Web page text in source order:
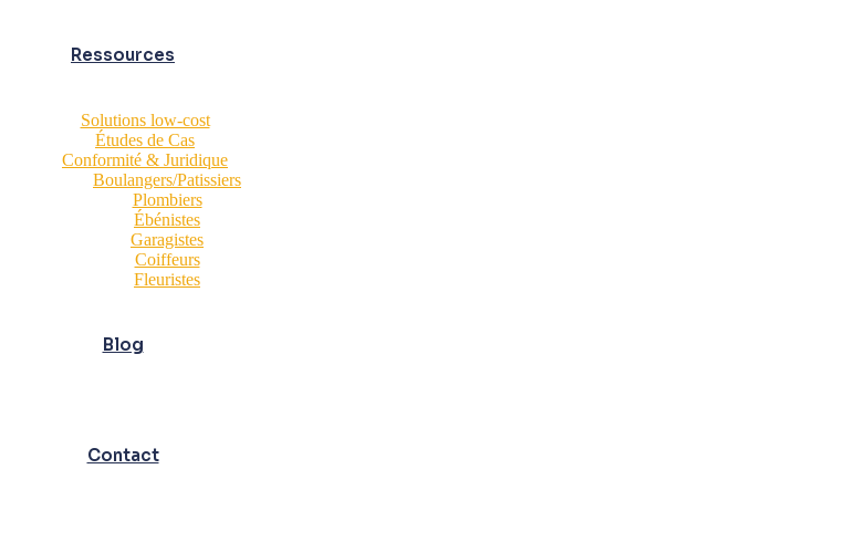
Ressources
Solutions low-cost
Études de Cas
Conformité & Juridique
Boulangers/Patissiers
Plombiers
Ébénistes
Garagistes
Coiffeurs
Fleuristes
Blog
Contact